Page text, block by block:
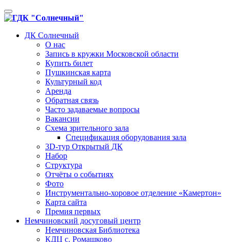
Toggle
navigation
ДК Солнечный
О нас
Запись в кружки Московской области
Купить билет
Пушкинская карта
Культурный код
Аренда
Обратная связь
Часто задаваемые вопросы
Вакансии
Схема зрительного зала
Спецификация оборудования зала
3D-тур Открытый ДК
Набор
Структура
Отчёты о событиях
Фото
Инструментально-хоровое отделение «Камертон»
Карта сайта
Премия первых
Немчиновский досуговый центр
Немчиновская Библиотека
КДЦ с. Ромашково